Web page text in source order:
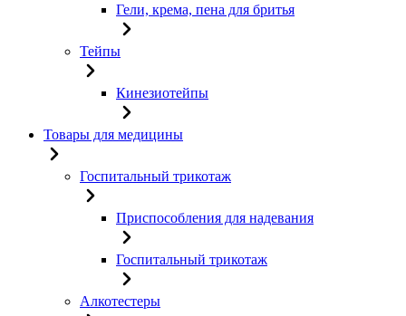
Гели, крема, пена для бритья
Тейпы
Кинезиотейпы
Товары для медицины
Госпитальный трикотаж
Приспособления для надевания
Госпитальный трикотаж
Алкотестеры